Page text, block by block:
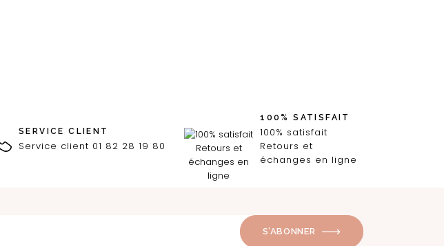
SERVICE CLIENT
Service client 01 82 28 19 80
100% SATISFAIT
100% satisfait
Retours et
échanges en ligne
S’ABONNER